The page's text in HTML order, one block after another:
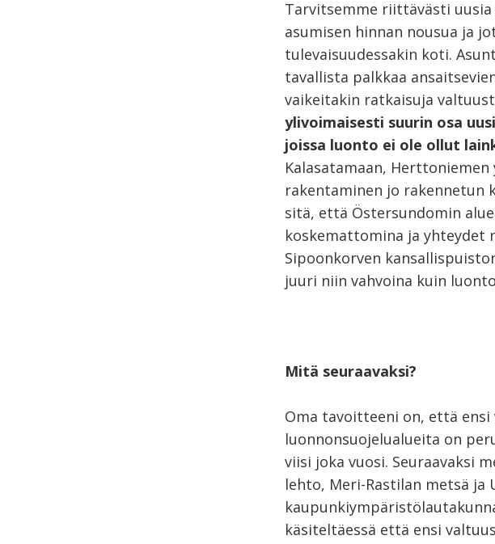
Tarvitsemme riittävästi
asumisen hinnan nousua ja
tulevaisuudessakin koti.
tavallista palkkaa
vaikeitakin ratkaisuja
ylivoimaisesti suurin osa
joissa luonto ei ole ollut
Kalasatamaan,
rakentaminen jo rakennetun
sitä, että Östersundomin
koskemattomina ja yhteydet
Sipoonkorven
juuri niin vahvoina kuin
Mitä seuraavaksi?
Oma tavoitteeni on, että
luonnonsuojelualueita on
viisi joka vuosi. Seuraavaksi
lehto, Meri-Rastilan metsä ja
käsiteltäessä että ensi